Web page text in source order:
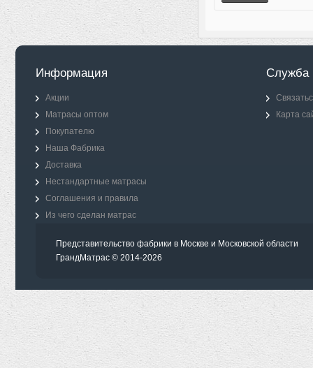
Информация
Акции
Матрасы оптом
Покупателю
Наша Фабрика
Доставка
Нестандартные матрасы
Соглашения и правила
Из чего сделан матрас
Служба
Карта
Представительство фабрики в Москве и Московской области
ГрандМатрас © 2014-2026